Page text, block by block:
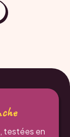
testées en